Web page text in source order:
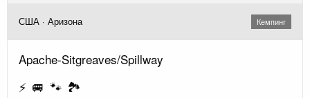
США · Аризона Кемпинг
Apache-Sitgreaves/Spillway
⚡ 🚐 🐾 🏞️